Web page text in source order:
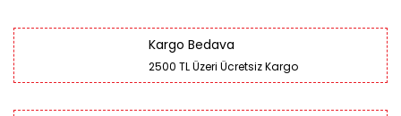
Kargo Bedava
2500 TL Üzeri Ücretsiz Kargo